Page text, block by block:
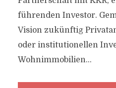
führenden Investor.
Vision zukünftig
oder institutionellen
Wohnimmobilien...